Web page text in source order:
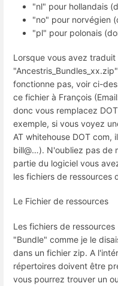
"nl" pour hollandais
"no" pour norvégien
"pl" pour polonais
Lorsque vous avez
fonctionne pas, voir ci-
ce fichier à François
donc vous remplacez
exemple, si vous voyez
AT whitehouse DOT com,
bill@…). N'oubliez pas de
partie du logiciel vous
les fichiers de ressources
Le Fichier de ressources
Les fichiers de
"Bundle" comme je le
dans un fichier zip. A
répertoires doivent être
vous pourrez trouver un